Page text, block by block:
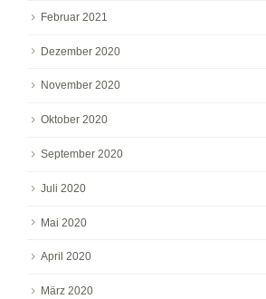
Februar 2021
Dezember 2020
November 2020
Oktober 2020
September 2020
Juli 2020
Mai 2020
April 2020
März 2020